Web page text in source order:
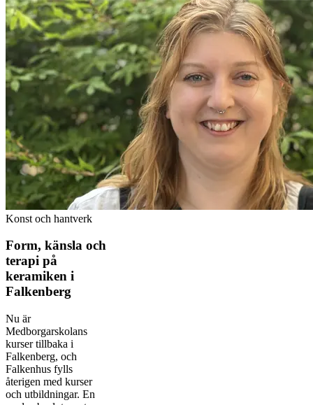
Konst och hantverk
Form, känsla och
terapi på
keramiken i
Falkenberg
Nu är
Medborgarskolans
kurser tillbaka i
Falkenberg, och
Falkenhus fylls
återigen med kurser
och utbildningar. En